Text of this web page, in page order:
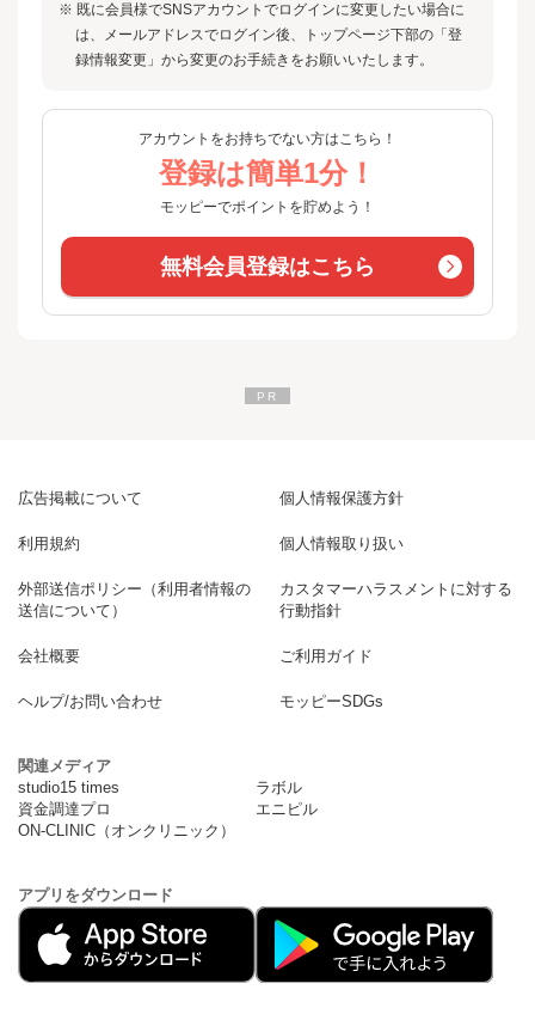
※ 既に会員様でSNSアカウントでログインに変更したい場合に
は、メールアドレスでログイン後、トップページ下部の「登
録情報変更」から変更のお手続きをお願いいたします。
アカウントをお持ちでない方はこちら！
登録は簡単1分！
モッピーでポイントを貯めよう！
無料会員登録はこちら
広告掲載について 個人情報保護方針
利用規約 個人情報取り扱い
外部送信ポリシー（利用者情報の
送信について）
カスタマーハラスメントに対する
行動指針
会社概要 ご利用ガイド
ヘルプ/お問い合わせ モッピーSDGs
関連メディア
studio15 times
ラボル
資金調達プロ
エニピル
ON-CLINIC（オンクリニック）
アプリをダウンロード